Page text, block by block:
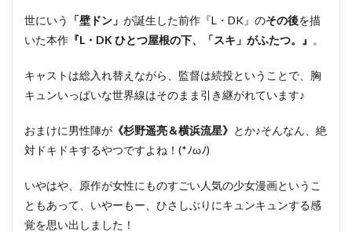
世にいう 「壁ドン」 が誕生した前作『L・DK』のその後を描
いた本作 『L・DK ひとつ屋根の下、「スキ」がふたつ。』 。
キャストは総入れ替えながら、監督は続投ということで、胸
キュンいっぱいな世界線はそのまま引き継がれています♪
おまけに男性陣が 《杉野遥亮＆横浜流星》 とか♪そんなん、絶
対ドキドキするやつですよね！(*ﾉωﾉ)
いやはや、原作が女性にものすごい人気の少女漫画というこ
ともあって、いやーもー、ひさしぶりにキュンキュンする感
覚を思い出しました！